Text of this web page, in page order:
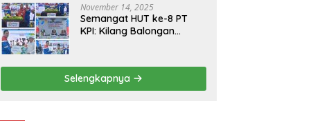
November 14, 2025
Semangat HUT ke-8 PT
KPI: Kilang Balongan
Berbagi Bersama
Penyandang Disabilitas
dan Yayasan Pendidikan
Selengkapnya